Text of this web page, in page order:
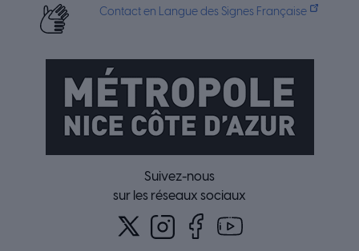
Contact en Langue des Signes Française
Suivez-nous
sur les réseaux sociaux